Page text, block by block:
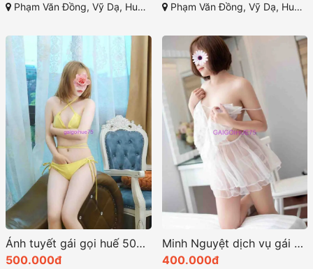
Phạm Văn Đồng, Vỹ Dạ, Huế, Thừa Thiên Huế Phạm Văn Đồng, Vỹ Dạ, Huế, Thừa Thiên Huế
Ánh tuyết gái gọi huế 500k hot girl khá nổi bật
500.000đ
Minh Nguyệt dịch vụ gái gọi chất lượng ở Huế giá cả phải chăng
400.000đ